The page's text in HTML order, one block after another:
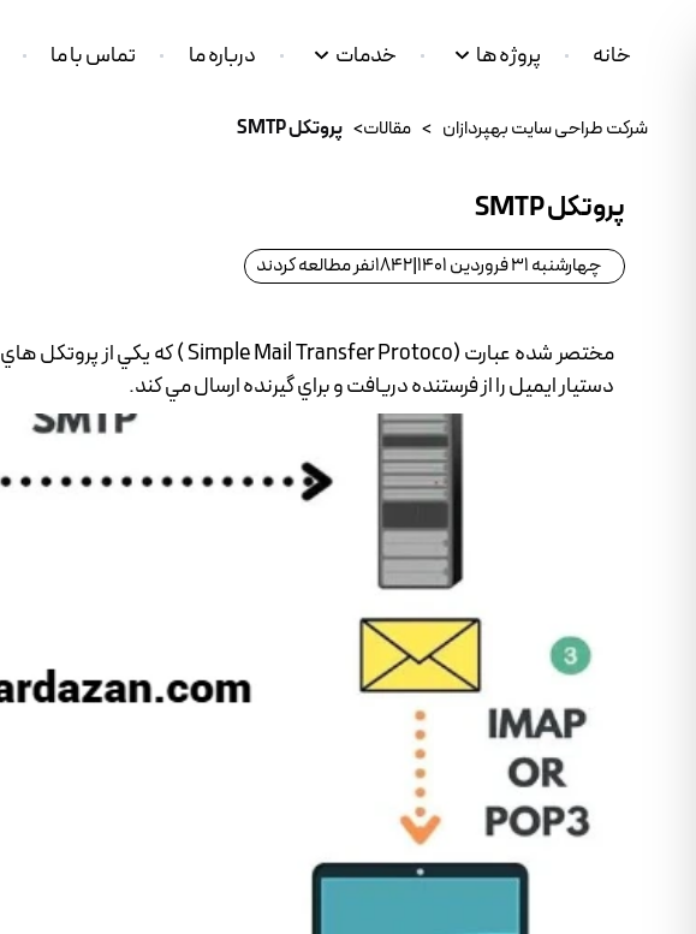
خانه پروژه ها خدمات درباره ما تماس با ما
شرکت طراحی سایت بهپردازان > مقالات> پروتکل SMTP
پروتکل SMTP
چهارشنبه 31 فروردین 1401 |
1842نفر مطالعه کردند
دستيار ايميل را از فرستنده دريافت و براي گيرنده ارسال مي کند.